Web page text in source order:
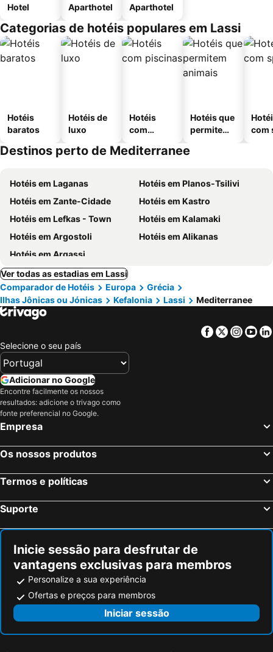
Hotel Aparthotel Aparthotel
Categorias de hotéis populares em Lassi
Hotéis
baratos
Hotéis de
luxo
Hotéis
com
Hotéis que
permitem
com
Destinos perto de Mediterranee
Hotéis em Laganas
Hotéis em Planos-Tsilivi
Hotéis em Zante-Cidade
Hotéis em Kastro
Hotéis em Lefkas - Town
Hotéis em Kalamaki
Hotéis em Argostoli
Hotéis em Alikanas
Hotéis em Argassi
Ver todas as estadias em Lassi
Comparador de Hotéis
Europa
Grécia
Ilhas Jônicas ou Jónicas
Kefalonia Lassi Mediterranee
Facebook
Twitter
Selecione o seu país
Adicionar no Google
Encontre facilmente os nossos
resultados: adicione o trivago como
fonte preferencial no Google.
Empresa
Os nossos produtos
Termos e políticas
Suporte
Inicie sessão para desfrutar de
vantagens exclusivas para membros
Personalize a sua experiência
Ofertas e preços para membros
Iniciar sessão